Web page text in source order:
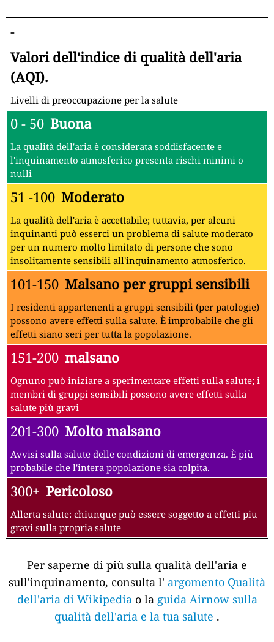
-
Valori dell'indice di qualità dell'aria
(AQI).
Livelli di preoccupazione per la salute
0 - 50 Buona
La qualità dell'aria è considerata soddisfacente e
l'inquinamento atmosferico presenta rischi minimi o
nulli
51 -100 Moderato
La qualità dell'aria è accettabile; tuttavia, per alcuni
inquinanti può esserci un problema di salute moderato
per un numero molto limitato di persone che sono
insolitamente sensibili all'inquinamento atmosferico.
101-150 Malsano per gruppi sensibili
I residenti appartenenti a gruppi sensibili (per patologie)
possono avere effetti sulla salute. È improbabile che gli
effetti siano seri per tutta la popolazione.
151-200 malsano
Ognuno può iniziare a sperimentare effetti sulla salute; i
membri di gruppi sensibili possono avere effetti sulla
salute più gravi
201-300 Molto malsano
Avvisi sulla salute delle condizioni di emergenza. È più
probabile che l'intera popolazione sia colpita.
300+ Pericoloso
Allerta salute: chiunque può essere soggetto a effetti piu
gravi sulla propria salute
Per saperne di più sulla qualità dell'aria e
sull'inquinamento, consulta l' argomento Qualità
dell'aria di Wikipediao la guida Airnow sulla
qualità dell'aria e la tua salute .